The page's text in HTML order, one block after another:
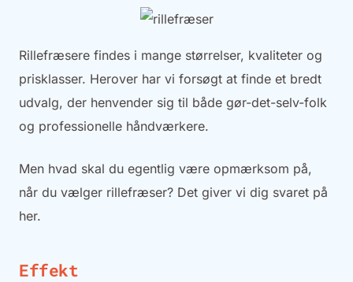
Rillefræsere findes i mange størrelser, kvaliteter og
prisklasser. Herover har vi forsøgt at finde et bredt
udvalg, der henvender sig til både gør-det-selv-folk
og professionelle håndværkere.
Men hvad skal du egentlig være opmærksom på,
når du vælger rillefræser? Det giver vi dig svaret på
her.
Effekt